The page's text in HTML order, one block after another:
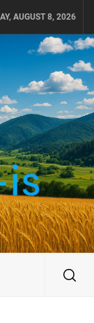
AUGUST 8, 2026